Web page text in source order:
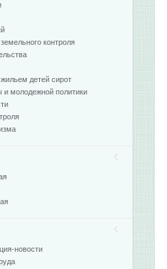
контроля
детей сирот
и молодежной политики
новости